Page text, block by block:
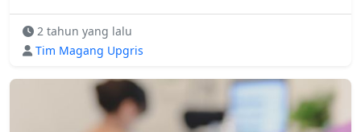
2 tahun yang lalu
Tim Magang Upgris